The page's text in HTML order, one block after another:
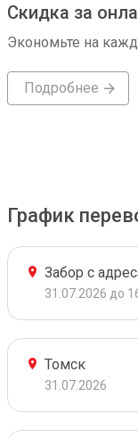
Скидка за
Экономьте на
Подробнее
График
Забор с
31.07.2026 до
Томск
31.07.2026